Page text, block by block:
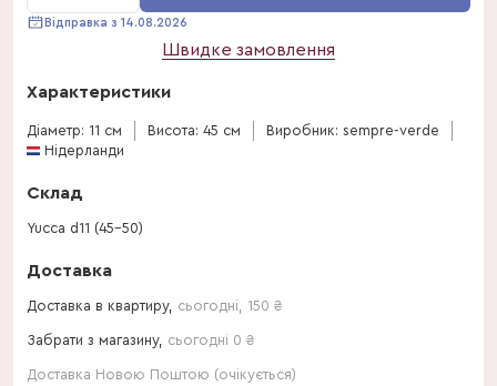
Відправка з 14.08.2026
Швидке замовлення
Характеристики
Діаметр: 11 см Висота: 45 см
Виробник: sempre-verde
Нідерланди
Склад
Yucca d11 (45-50)
Доставка
Доставка в квартиру, сьогодні 150 ₴
Забрати з магазину, сьогодні 0 ₴
Доставка Новою Поштою (очікується)